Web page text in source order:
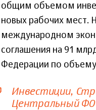
общим объемом
новых рабочих мест.
международном
соглашения на 91
Федерации по
Инвестиции
Центральный ФО